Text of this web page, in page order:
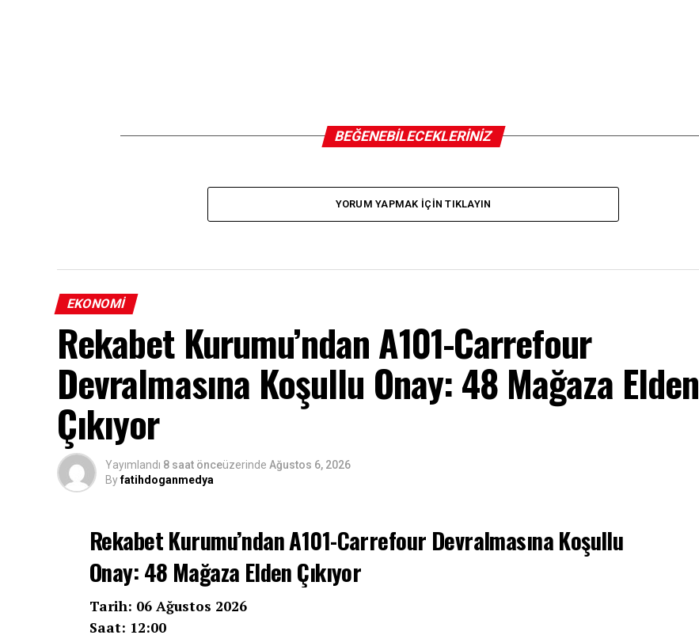
BEĞENEBILECEKLERINIZ
YORUM YAPMAK IÇIN TIKLAYIN
EKONOMI
Rekabet Kurumu’ndan A101-Carrefour
Devralmasına Koşullu Onay: 48 Mağaza Elden
Çıkıyor
Yayımlandı 8 saat önceüzerinde Ağustos 6, 2026
Byfatihdoganmedya
Rekabet Kurumu’ndan A101-Carrefour Devralmasına Koşullu
Onay: 48 Mağaza Elden Çıkıyor
Tarih: 06 Ağustos 2026
Saat: 12:00